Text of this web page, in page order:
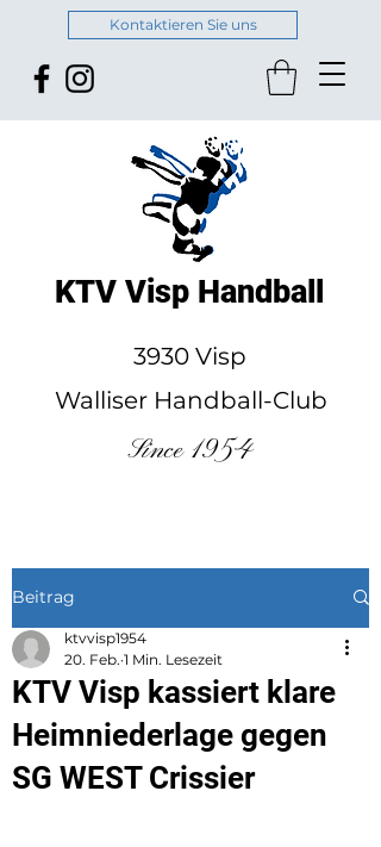
Kontaktieren Sie uns
KTV Visp Handball
3930 Visp
Walliser Handball-Club
Since 1954
Beitrag
KTV Visp kassiert klare
Heimniederlage gegen
SG WEST Crissier
ktvvisp1954
20. Feb. 1 Min. Lesezeit